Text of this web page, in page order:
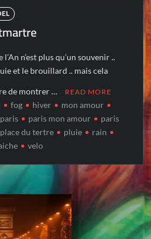
n’est plus qu’un souvenir ..
et le brouillard .. mais cela
de montrer … READ MORE
fog hiver
mon amour
paris paris mon amour
paris
place du tertre pluie
rain
velo